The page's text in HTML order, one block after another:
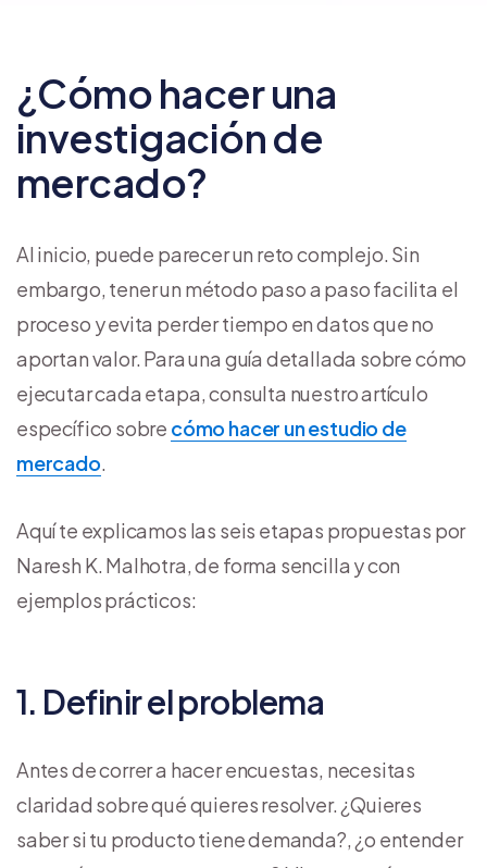
¿Cómo hacer una
investigación de
mercado?
Al inicio, puede parecer un reto complejo. Sin
embargo, tener un método paso a paso facilita el
proceso y evita perder tiempo en datos que no
aportan valor. Para una guía detallada sobre cómo
ejecutar cada etapa, consulta nuestro artículo
específico sobre cómo hacer un estudio de
mercado.
Aquí te explicamos las seis etapas propuestas por
Naresh K. Malhotra, de forma sencilla y con
ejemplos prácticos:
1. Definir el problema
Antes de correr a hacer encuestas, necesitas
claridad sobre qué quieres resolver. ¿Quieres
saber si tu producto tiene demanda?, ¿o entender